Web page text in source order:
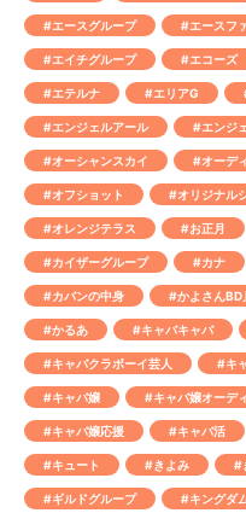
#エースグループ #エースフ
#エイチグループ #エコーズ
#エテルナ #エリアG
#エンジェルアール #エンジ
#オーシャンスカイ #オーデ
#オフショット #オリジナル
#オレンジテラス #お正月
#カイザーグループ #カナ
#カバンの中身 #かよさんBD
#かるあ #キャバキャバ
#キャバクラボーイ芸人 #キ
#キャバ嬢 #キャバ嬢オーデ
#キャバ嬢応援 #キャバ活
#キュート #きよみ #
#ギルドグループ #キングダ